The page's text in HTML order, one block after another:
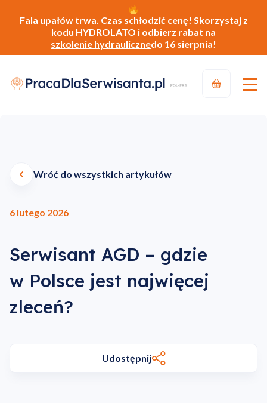
Fala upałów trwa. Czas schłodzić cenę! Skorzystaj z
kodu HYDROLATO i odbierz rabat na
szkolenie hydraulicznedo 16 sierpnia!
Wróć do wszystkich artykułów
6 lutego 2026
Serwisant AGD – gdzie
w Polsce jest najwięcej
zleceń?
Udostępnij